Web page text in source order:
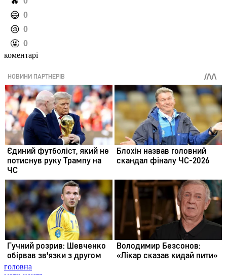
️😄 0
️😢 0
️🤬 0
коментарі
головна